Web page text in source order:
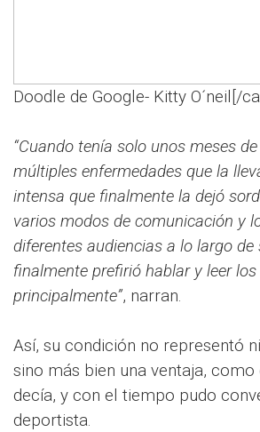
Doodle de Google- Kitty O´neil[/
“Cuando tenía solo unos meses
múltiples enfermedades que la
intensa que finalmente la dejó
varios modos de comunicación y
diferentes audiencias a lo largo de
finalmente prefirió hablar y leer
principalmente”, narran.
Así, su condición no representó
sino más bien una ventaja,
decía, y con el tiempo pudo
deportista.